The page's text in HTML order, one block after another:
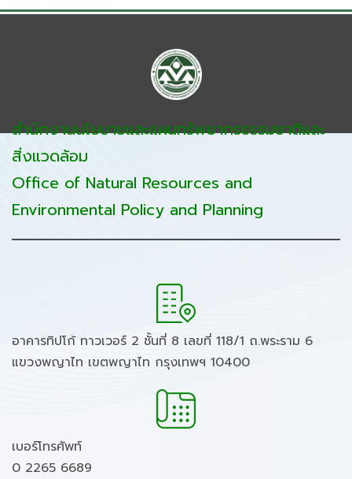
สำนักงานนโยบายและแผนทรัพยากรธรรมชาติและ
สิ่งแวดล้อม
Office of Natural Resources and
Environmental Policy and Planning
อาคารทิปโก้ ทาวเวอร์ 2 ชั้นที่ 8 เลขที่ 118/1 ถ.พระราม 6
แขวงพญาไท เขตพญาไท กรุงเทพฯ 10400
เบอร์โทรศัพท์
0 2265 6689